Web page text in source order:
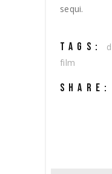
sequi.
TAGS:
film
SHARE: